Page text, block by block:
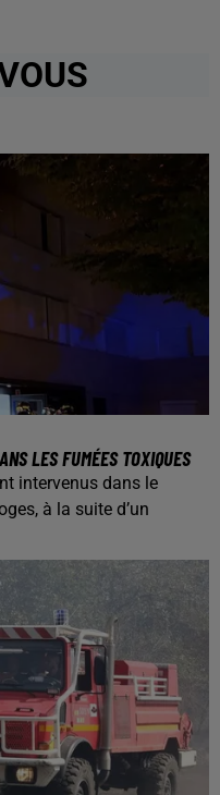
LES FUMÉES TOXIQUES
intervenus dans le
à la suite d’un